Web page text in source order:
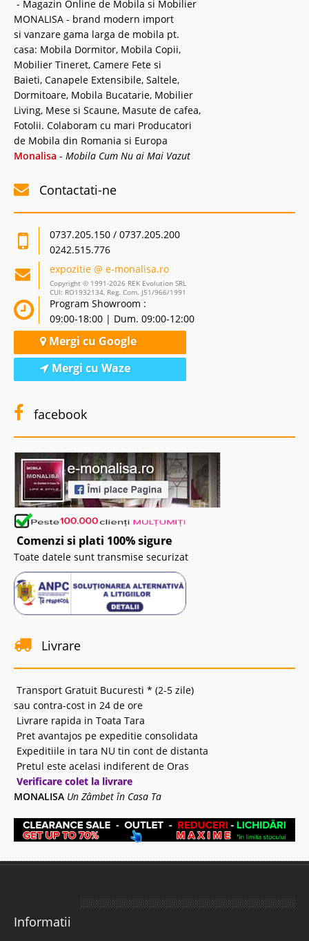
- Magazin Online de Mobila si Mobilier
MONALISA - brand modern import
si vanzare gama larga de mobila pt.
casa: Mobila Dormitor, Mobila Copii,
Mobilier Tineret, Camere Fete si
Baieti, Canapele Extensibile, Saltele,
Dormitoare, Mobila Bucatarie, Mobilier
Living, Mese si Scaune, Masute de cafea,
Fotolii. Colaboram cu mari Producatori
de Mobila din Romania si Europa
Monalisa - Mobila Cum Nu ai Mai Vazut
Contactati-ne
0737.205.150 / 0737.205.200
0242.515.776
expozitie @ e-monalisa.ro
Copyright © 1991-2026 REK Evolution SRL
CUI: RO1932134, Reg. Com. J51/966/1991
Program Showroom :
09:00-18:00 | Dum. 09:00-12:00
Mergi cu Google
Mergi cu Waze
facebook
Comenzi si plati 100% sigure
Toate datele sunt transmise securizat
Livrare
Transport Gratuit Bucuresti * (2-5 zile)
sau contra-cost in 24 de ore
Livrare rapida in Toata Tara
Pret avantajos pe expeditie consolidata
Expeditiile in tara NU tin cont de distanta
Pretul este acelasi indiferent de Oras
Verificare colet la livrare
MONALISA Un Zâmbet în Casa Ta
Informatii